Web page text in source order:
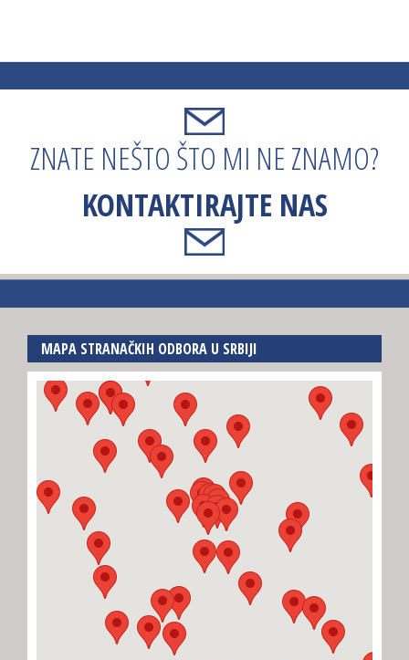
ZNATE NEŠTO ŠTO MI NE ZNAMO?
KONTAKTIRAJTE NAS
MAPA STRANAČKIH ODBORA U SRBIJI